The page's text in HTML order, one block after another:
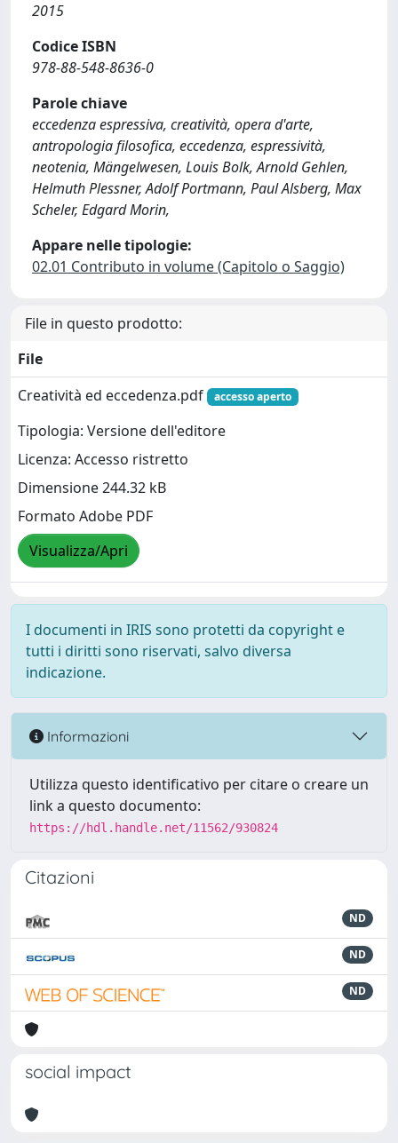
2015
Codice ISBN
978-88-548-8636-0
Parole chiave
eccedenza espressiva, creatività, opera d'arte,
antropologia filosofica, eccedenza, espressività,
neotenia, Mängelwesen, Louis Bolk, Arnold Gehlen,
Helmuth Plessner, Adolf Portmann, Paul Alsberg, Max
Scheler, Edgard Morin,
Appare nelle tipologie:
02.01 Contributo in volume (Capitolo o Saggio)
File in questo prodotto:
File
Creatività ed eccedenza.pdf
accesso aperto
Tipologia: Versione dell'editore
Licenza: Accesso ristretto
Dimensione 244.32 kB
Formato Adobe PDF
Visualizza/Apri
I documenti in IRIS sono protetti da copyright e
tutti i diritti sono riservati, salvo diversa
indicazione.
Informazioni
Utilizza questo identificativo per citare o creare un
link a questo documento:
https://hdl.handle.net/11562/930824
Citazioni
ND
ND
ND
social impact